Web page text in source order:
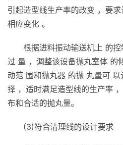
引起造型线生产率的改变 ，要
相应变化 。
根据进料振动输送机上 的
过 量 ，调整该设备抛丸室体 的
动范 围和抛丸器 的抛 丸量可
择 ，适时满足造型线的生产率
布和合适的抛丸量。
(3)符合清理线的设计要求